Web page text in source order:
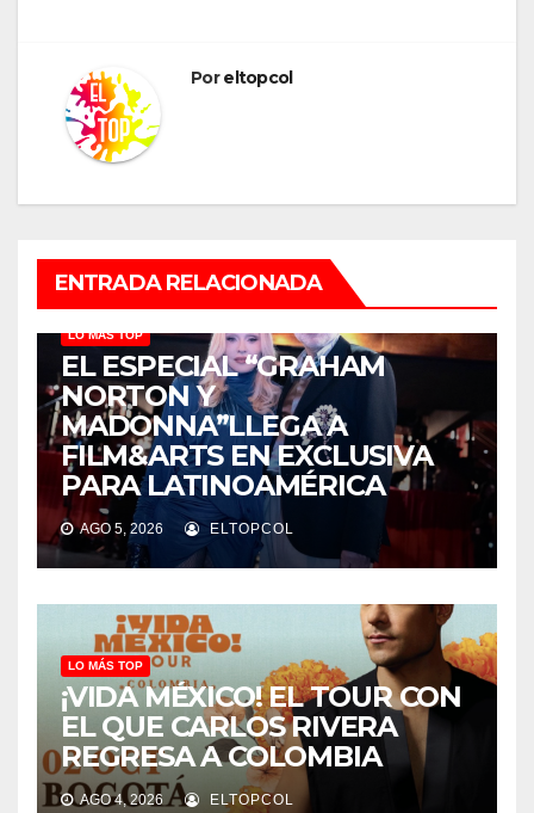
Poreltopcol
ENTRADA RELACIONADA
LO MÁS TOP
EL ESPECIAL “GRAHAM
NORTON Y
MADONNA”LLEGA A
FILM&ARTS EN EXCLUSIVA
PARA LATINOAMÉRICA
AGO 5, 2026 ELTOPCOL
LO MÁS TOP
¡VIDA MÉXICO! EL TOUR CON
EL QUE CARLOS RIVERA
REGRESA A COLOMBIA
AGO 4, 2026 ELTOPCOL